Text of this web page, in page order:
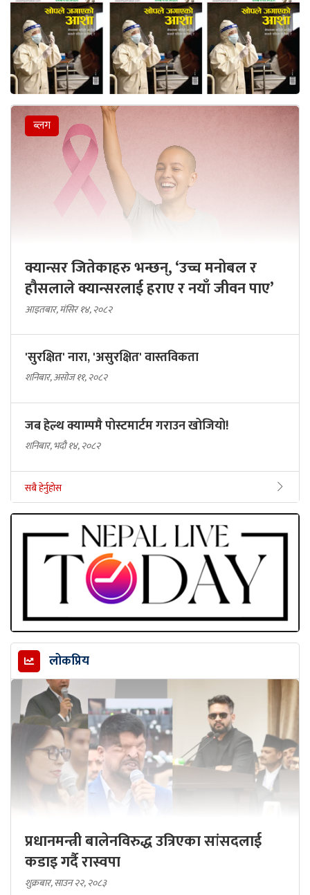
ब्लग
क्यान्सर जितेकाहरु भन्छन्, ‘उच्च मनोबल र
हौसलाले क्यान्सरलाई हराए र नयाँ जीवन पाए’
आइतबार, मंसिर १४, २०८२
'सुरक्षित' नारा, 'असुरक्षित' वास्तविकता
शनिबार, असोज ११, २०८२
जब हेल्थ क्याम्पमै पोस्टमार्टम गराउन खोजियो!
शनिबार, भदौ १४, २०८२
सबै हेर्नुहोस
लोकप्रिय
प्रधानमन्त्री बालेनविरुद्ध उत्रिएका सांसदलाई
कडाइ गर्दै रास्वपा
शुक्रबार, साउन २२, २०८३